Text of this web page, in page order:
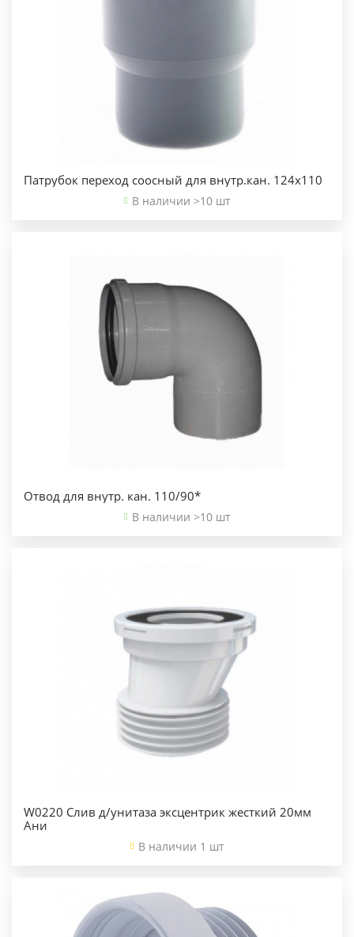
Патрубок переход соосный для внутр.кан. 124х110
В наличии >10 шт
Отвод для внутр. кан. 110/90*
В наличии >10 шт
W0220 Слив д/унитаза эксцентрик жесткий 20мм
Ани
В наличии 1 шт